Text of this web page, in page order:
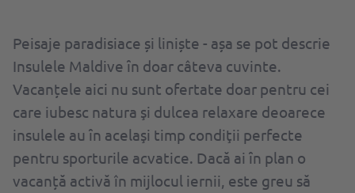
Peisaje paradisiace și liniște - așa se pot descrie
Insulele Maldive ȋn doar câteva cuvinte.
Vacanțele aici nu sunt ofertate doar pentru cei
care iubesc natura şi dulcea relaxare deoarece
insulele au ȋn acelaşi timp condiţii perfecte
pentru sporturile acvatice. Dacă ai ȋn plan o
vacanță activă în mijlocul iernii, este greu să